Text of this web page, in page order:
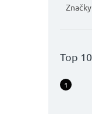
Značky
Top